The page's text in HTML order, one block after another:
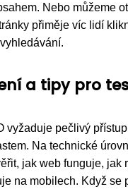
Nebo můžeme
přiměje víc lidí
a tipy pro
vyžaduje pečlivý
Na technické
jak web funguje, jak
na mobilech. Když se